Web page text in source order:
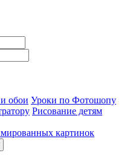
обои Уроки по Фотошопу
Рисование детям
картинок